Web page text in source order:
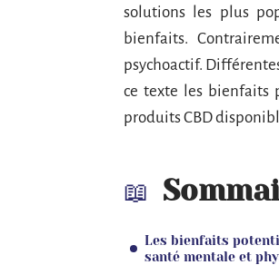
solutions les plus
bienfaits.
psychoactif.
ce texte les bienfaits
produits CBD
Les bienfaits
santé mentale et